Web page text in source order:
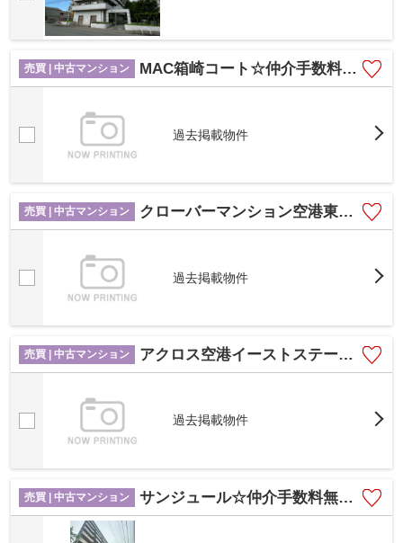
売買 | 中古マンション MAC箱崎コート☆仲介手数料無料☆
過去掲載物件
売買 | 中古マンション クローバーマンション空港東2☆仲介手数料無料☆
過去掲載物件
売買 | 中古マンション アクロス空港イーストステージ☆仲介手数料無料☆
過去掲載物件
売買 | 中古マンション サンジュール☆仲介手数料無料☆